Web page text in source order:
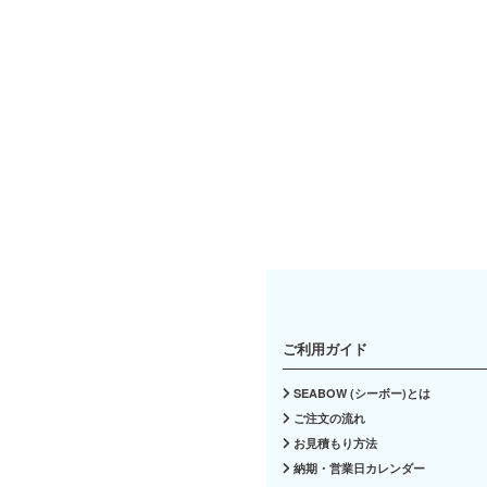
ご利用ガイド
SEABOW (シーボー)とは
ご注文の流れ
お見積もり方法
納期・営業日カレンダー